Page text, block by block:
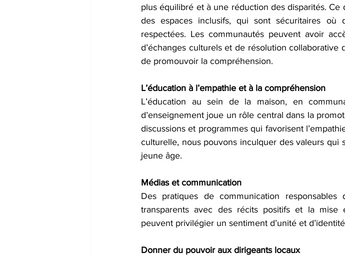
plus équilibré et à une réduction des disparités.
des espaces inclusifs, qui sont sécuritaires où
respectées. Les communautés peuvent avoir
d’échanges culturels et de résolution
de promouvoir la compréhension.
L’éducation à l’empathie et à la compréhension
L’éducation au sein de la maison, en
d’enseignement joue un rôle central dans la
discussions et programmes qui favorisent
culturelle, nous pouvons inculquer des valeurs qui
jeune âge.
Médias et communication
Des pratiques de communication
transparents avec des récits positifs et la mise
peuvent privilégier un sentiment d’unité et
Donner du pouvoir aux dirigeants locaux